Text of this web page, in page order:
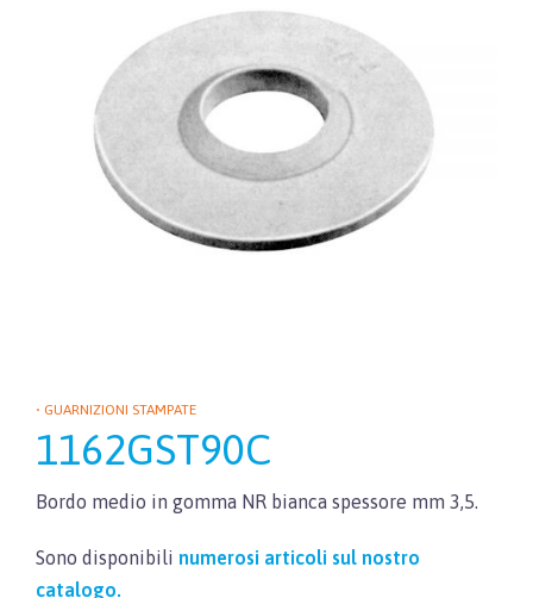
• GUARNIZIONI STAMPATE
1162GST90C
Bordo medio in gomma NR bianca spessore mm 3,5.
Sono disponibili numerosi articoli sul nostro
catalogo.